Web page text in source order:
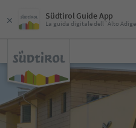
Südtirol Guide App
La guida digitale dell´Alto Adige